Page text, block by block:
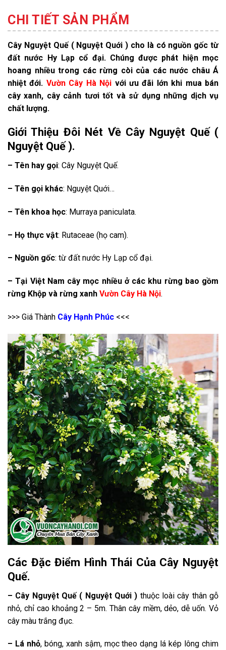
CHI TIẾT SẢN PHẨM
Cây Nguyệt Quế ( Nguyệt Quới ) cho là có nguồn gốc từ
đất nước Hy Lạp cổ đại. Chúng được phát hiện mọc
hoang nhiều trong các rừng còi của các nước châu Á
nhiệt đới. Vườn Cây Hà Nội với ưu đãi lớn khi mua bán
cây xanh, cây cảnh tươi tốt và sử dụng những dịch vụ
chất lượng.
Giới Thiệu Đôi Nét Về Cây Nguyệt Quế (
Nguyệt Quế ).
– Tên hay gọi: Cây Nguyệt Quế.
– Tên gọi khác: Nguyệt Quới…
– Tên khoa học: Murraya paniculata.
– Họ thực vật: Rutaceae (họ cam).
– Nguồn gốc: từ đất nước Hy Lạp cổ đại.
– Tại Việt Nam cây mọc nhiều ở các khu rừng bao gồm
rừng Khộp và rừng xanh Vườn Cây Hà Nội.
>>> Giá Thành Cây Hạnh Phúc <<<
Các Đặc Điểm Hình Thái Của Cây Nguyệt
Quế.
– Cây Nguyệt Quế ( Nguyệt Quới ) thuộc loài cây thân gỗ
nhỏ, chỉ cao khoảng 2 – 5m. Thân cây mềm, dẻo, dễ uốn. Vỏ
cây màu trắng đục.
– Lá nhỏ, bóng, xanh sậm, mọc theo dạng lá kép lông chim